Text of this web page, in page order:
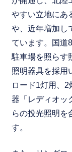
やすい立地にあ
や、近年増加し
ています。国道
駐車場を照らす
照明器具を採用
ロード1灯用、
器「レディオッ
らの投光照明を
す。